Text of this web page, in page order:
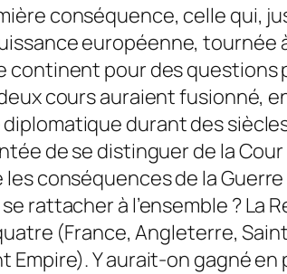
conséquence, celle qui,
européenne, tournée
continent pour des
cours auraient fusionné,
durant des
de se distinguer de la
conséquences de la
rattacher à l’ensemble ?
(France, Angleterre,
Empire). Y aurait-on gagné